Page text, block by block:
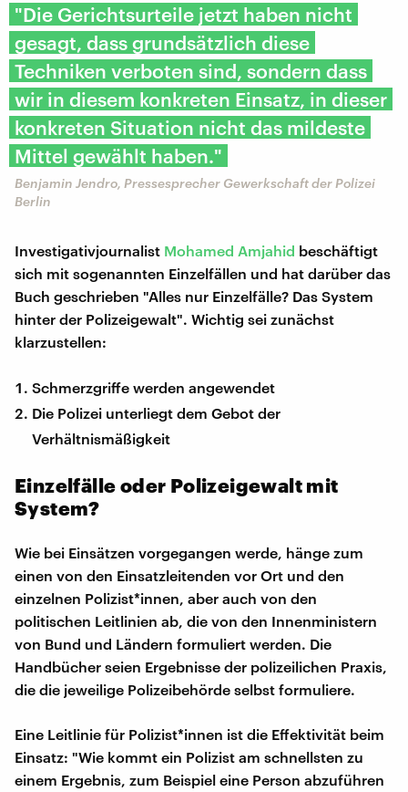
"Die Gerichtsurteile jetzt haben nicht
gesagt, dass grundsätzlich diese
Techniken verboten sind, sondern dass
wir in diesem konkreten Einsatz, in dieser
konkreten Situation nicht das mildeste
Mittel gewählt haben."
Benjamin Jendro, Pressesprecher Gewerkschaft der Polizei
Berlin
Investigativjournalist Mohamed Amjahid beschäftigt
sich mit sogenannten Einzelfällen und hat darüber das
Buch geschrieben "Alles nur Einzelfälle? Das System
hinter der Polizeigewalt". Wichtig sei zunächst
klarzustellen:
Schmerzgriffe werden angewendet
Die Polizei unterliegt dem Gebot der
Verhältnismäßigkeit
Einzelfälle oder Polizeigewalt mit
System?
Wie bei Einsätzen vorgegangen werde, hänge zum
einen von den Einsatzleitenden vor Ort und den
einzelnen Polizist*innen, aber auch von den
politischen Leitlinien ab, die von den Innenministern
von Bund und Ländern formuliert werden. Die
Handbücher seien Ergebnisse der polizeilichen Praxis,
die die jeweilige Polizeibehörde selbst formuliere.
Eine Leitlinie für Polizist*innen ist die Effektivität beim
Einsatz: "Wie kommt ein Polizist am schnellsten zu
einem Ergebnis, zum Beispiel eine Person abzuführen